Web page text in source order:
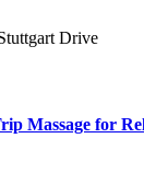
Massage for